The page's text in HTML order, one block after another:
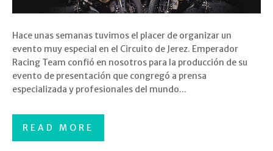
Hace unas semanas tuvimos el placer de organizar un
evento muy especial en el Circuito de Jerez. Emperador
Racing Team confió en nosotros para la producción de su
evento de presentación que congregó a prensa
especializada y profesionales del mundo...
READ MORE